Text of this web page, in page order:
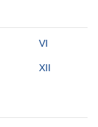
VI
XII